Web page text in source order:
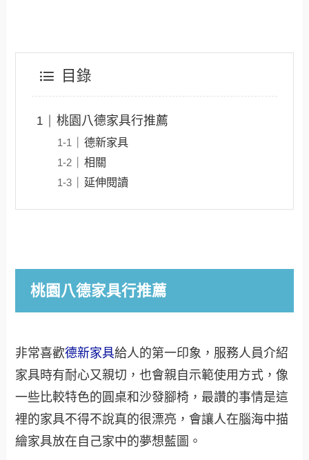
目錄
桃園八德家具行推薦
德新家具
相關
延伸閱讀
桃園八德家具行推薦
非常喜歡德新家具給人的第一印象，服務人員介紹
家具時有耐心又親切，也會親自示範使用方式，像
一些比較特色的圓桌和沙發腳椅，最讚的事情是這
裡的家具不得不說真的很漂亮，會讓人在腦海中描
繪家具放在自己家中的夢想藍圖。